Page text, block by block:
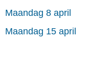
Maandag 8 april
Maandag 15 april